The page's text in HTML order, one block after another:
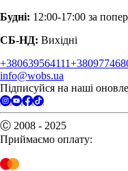
Будні: 12:00-17:00 за
СБ-НД: Вихідні
+380639564111
info@wobs.ua
Підписуйся на наші
Ⓒ 2008 - 2025
Приймаємо оплату: